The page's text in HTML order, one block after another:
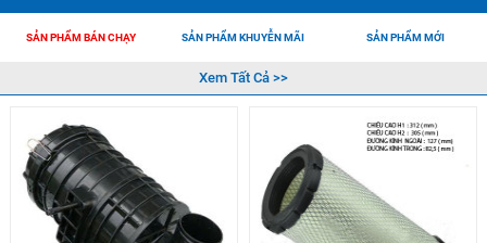
SẢN PHẨM BÁN CHẠY SẢN PHẨM KHUYỄN MÃI SẢN PHẨM MỚI
Xem Tất Cả >>